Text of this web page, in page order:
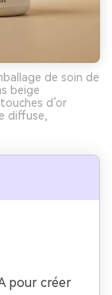
de soin de
beige
d’or
diffuse,
pour créer